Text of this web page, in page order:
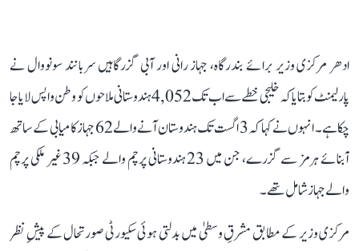
ادھر مرکزی وزیر برائے بندرگاہ، جہاز رانی اور آبی گزرگاہیں سربانند سونووال نے
پارلیمنٹ کو بتایا کہ خلیجی خطے سے اب تک 4,052 ہندوستانی ملاحوں کو وطن واپس لایا جا
چکا ہے۔ انہوں نے کہا کہ 3 اگست تک ہندوستان آنے والے 62 جہاز کامیابی کے ساتھ
آبنائے ہرمز سے گزرے، جن میں 23 ہندوستانی پرچم والے جبکہ 39 غیر ملکی پرچم
والے جہاز شامل تھے۔
مرکزی وزیر کے مطابق مشرقِ وسطیٰ میں بدلتی ہوئی سکیورٹی صورتحال کے پیشِ نظر